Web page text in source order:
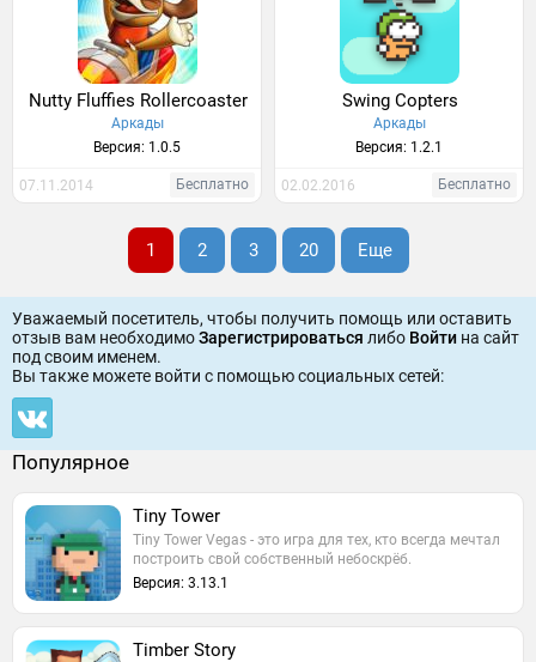
Nutty Fluffies Rollercoaster
Аркады
Версия: 1.0.5
07.11.2014 Бесплатно
Swing Copters
Аркады
Версия: 1.2.1
02.02.2016 Бесплатно
1 2 3 20 Еще
Уважаемый посетитель, чтобы получить помощь или оставить
отзыв вам необходимоЗарегистрироваться либо Войти на сайт
под своим именем.
Вы также можете войти c помощью социальных сетей:
Популярное
Tiny Tower
Tiny Tower Vegas - это игра для тех, кто всегда мечтал
построить свой собственный небоскрёб.
Версия: 3.13.1
Timber Story